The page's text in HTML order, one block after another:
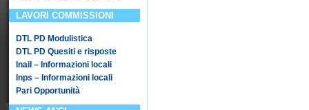
LAVORI COMMISSIONI
DTL PD Modulistica
DTL PD Quesiti e risposte
Inail – Informazioni locali
Inps – Informazioni locali
Pari Opportunità